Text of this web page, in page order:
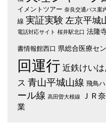
イメントツアー 奈良交通バス案
線 実証実験 左京平城
電話対応サイト 桜井駅北口 法隆
書情報館西口 県総合医療セ
回運行 近鉄けい
ス 青山平城山線 飛鳥
ール線 高田曽大根線
ＪＲ
業